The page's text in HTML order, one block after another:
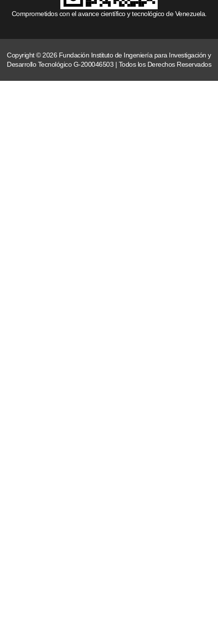
Comprometidos con el avance científico y tecnológico de Venezuela.
Copyright © 2026 Fundación Instituto de Ingeniería para Investigación y
Desarrollo Tecnológico G-200046503 | Todos los Derechos Reservados